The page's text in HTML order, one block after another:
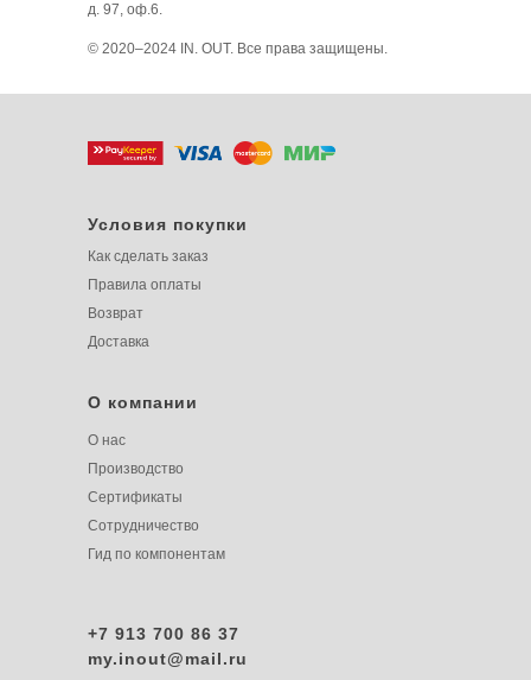
© 2020–2024 IN. OUT. Все права защищены.
д. 97, оф.6.
Условия покупки
Как сделать заказ
Правила оплаты
Возврат
Доставка
+7 913 700 86 37
my.inout@mail.ru
О компании
О нас
Производство
Сертификаты
Сотрудничество
Гид по компонентам